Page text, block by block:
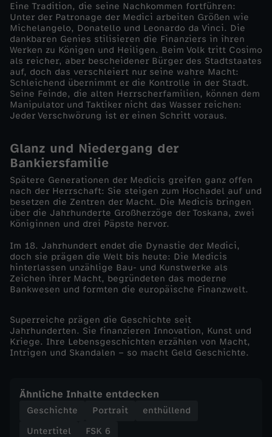
n
-
D
i
M
e
d
i
c
Eine Tradition, die seine Nachkommen fortführen:
Unter der Patronage der Medici arbeiten Größen wie
Michelangelo, Donatello und Leonardo da Vinci. Die
dankbaren Genies stilisieren die Finanziers in ihren
Werken zu Königen und Heiligen. Beim Volk tritt Cosimo
als reicher, aber bescheidener Bürger des Stadtstaates
auf, doch das verschleiert nur seine wahre Macht:
Schleichend übernimmt er die Kontrolle in der Stadt.
Seine Feinde, die alten Herrscherfamilien, können dem
Manipulator und Taktiker nicht das Wasser reichen:
Jeder Verschwörung ist er einen Schritt voraus.
Glanz und Niedergang der
Bankiersfamilie
Spätere Generationen der Medicis greifen ganz offen
nach der Herrschaft: Sie steigen zum Hochadel auf und
besetzen die Zentren der Macht. Die Medicis bringen
über die Jahrhunderte Großherzöge der Toskana, zwei
Königinnen und drei Päpste hervor.
Im 18. Jahrhundert endet die Dynastie der Medici,
doch sie prägen die Welt bis heute: Die Medicis
hinterlassen unzählige Bau- und Kunstwerke als
Zeichen ihrer Macht, begründeten das moderne
Bankwesen und formten die europäische Finanzwelt.
Superreiche prägen die Geschichte seit
Jahrhunderten. Sie finanzieren Innovation, Kunst und
Kriege. Ihre Lebensgeschichten erzählen von Macht,
Intrigen und Skandalen – so macht Geld Geschichte.
Ähnliche Inhalte entdecken
Geschichte Portrait
enthüllend
Untertitel
FSK 6